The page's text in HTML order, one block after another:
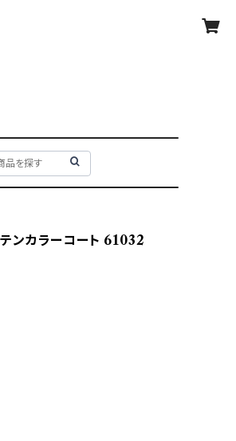
ンカラーコート 61032